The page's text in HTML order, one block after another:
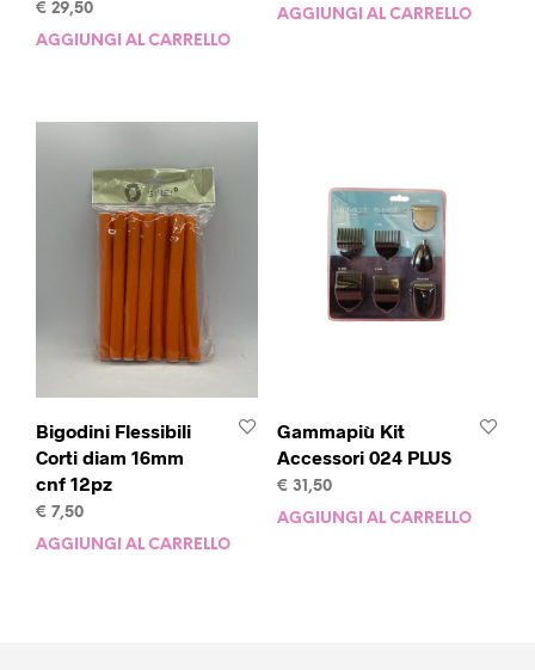
€ 29,50
AGGIUNGI AL CARRELLO
AGGIUNGI AL CARRELLO
Bigodini Flessibili
Corti diam 16mm
cnf 12pz
€ 7,50
AGGIUNGI AL CARRELLO
Gammapiù Kit
Accessori 024 PLUS
€ 31,50
AGGIUNGI AL CARRELLO